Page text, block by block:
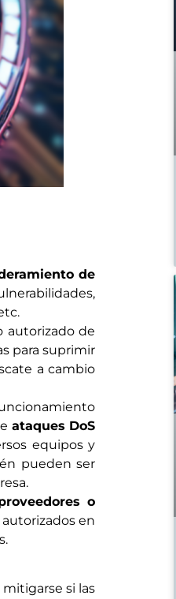
de
autorizado de
para suprimir
a cambio
ataques DoS
equipos y
pueden ser
o
en
si las